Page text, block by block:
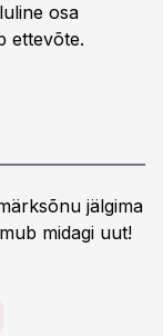
osa
ettevõte.
jälgima
midagi uut!